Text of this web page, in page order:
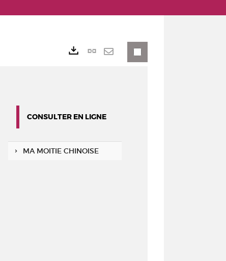
Lien
CONSULTER EN LIGNE
MA MOITIE CHINOISE